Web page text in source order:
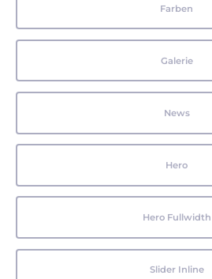
Farben
Galerie
News
Hero
Hero Fullwidth
Slider Inline